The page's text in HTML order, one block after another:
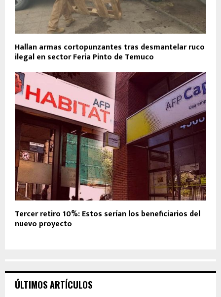
Hallan armas cortopunzantes tras desmantelar ruco
ilegal en sector Feria Pinto de Temuco
Tercer retiro 10%: Estos serían los beneficiarios del
nuevo proyecto
ÚLTIMOS ARTÍCULOS